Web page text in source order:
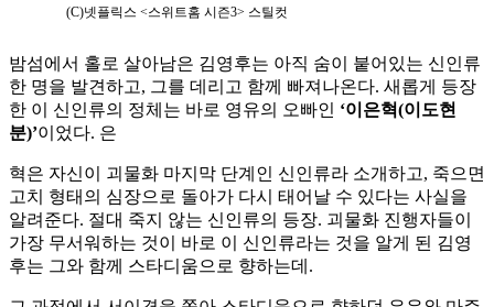
(C)넷플릭스 <스위트홈 시즌3> 스틸컷
밤섬에서 홀로 살아남은 김영후는 아직 숨이 붙어있는 신인류
한 명을 발견하고, 그를 데리고 함께 빠져나온다. 새롭게 등장
한 이 신인류의 정체는 바로 영유의 오빠인 ‘이은혁(이도현
분)’이었다. 은
혁은 자신이 괴물화 마지막 단계인 신인류라 소개하고, 죽으면
고치 형태의 심장으로 돌아가 다시 태어날 수 있다는 사실을
알려준다. 절대 죽지 않는 신인류의 등장. 괴물화 진행자들이
가장 무서워하는 것이 바로 이 신인류라는 것을 알게 된 김영
후는 그와 함께 스타디움으로 향하는데.